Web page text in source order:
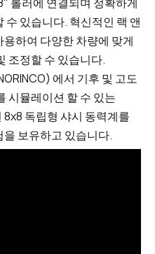
있습니다. 혁신적인 랙 앤
하여 다양한 차량에 맞게
조정할 수 있습니다.
에서 기후 및 고도
시뮬레이션 할 수 있는
독립형 샤시 동력계를
보유하고 있습니다.